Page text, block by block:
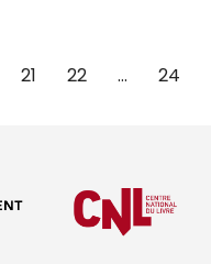
21 22 …
24